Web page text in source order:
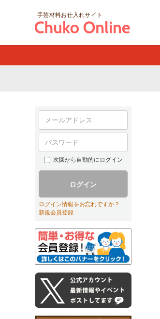
手芸材料お仕入れサイト
次回から自動的にログイン
ログイン
ログイン情報をお忘れですか？
新規会員登録